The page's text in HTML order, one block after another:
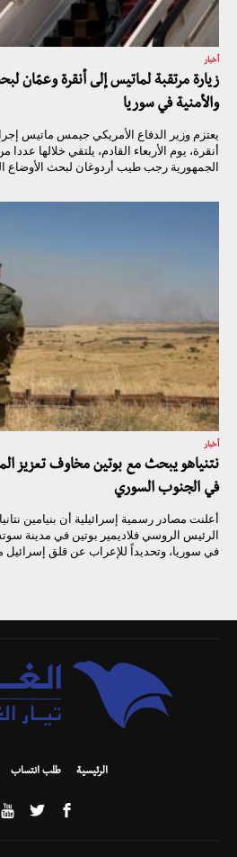
أخبار
زيارة مرتقبة لماتيس إلى أنقرة وعمّان
والأمنية في سوريا
يعتزم وزير الدفاع الأمريكي جيمس ماتيس
أنقرة، يوم الأربعاء القادم، يلتقي خلالها
الجمهورية رجب طيب أردوغان لبحث الأوضاع
أخبار
نتنياهو يبحث مع بوتين مخاوف تعزيز
في الجنوب السوري
أعلنت مصادر رسمية إسرائيلية أن بنيامين
الرئيس الروسي فلاديمير بوتين في مدينة
في سوريا، وتحديداً للإعراب عن قلق إسرائيل
الرئيسية طلب انتساب